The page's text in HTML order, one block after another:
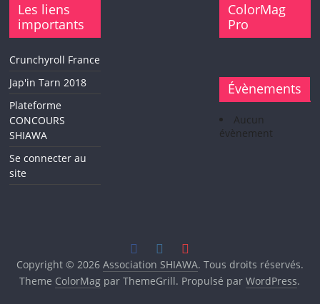
Les liens
importants
Crunchyroll France
Jap'in Tarn 2018
Plateforme
CONCOURS
SHIAWA
Se connecter au
site
ColorMag
Pro
Évènements
Aucun
évènement
Copyright © 2026 Association SHIAWA. Tous droits réservés.
Theme ColorMag par ThemeGrill. Propulsé parWordPress.